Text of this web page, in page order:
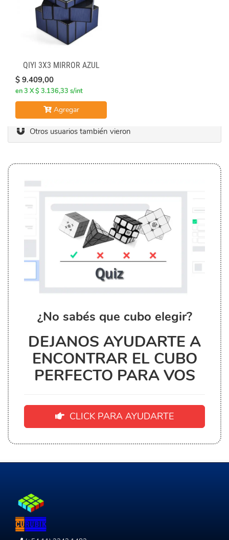
QIYI 3X3 MIRROR AZUL
$ 9.409,00
en 3 X $ 3.136,33 s/int
Agregar
Otros usuarios también vieron
¿No sabés que cubo elegir?
DEJANOS AYUDARTE A
ENCONTRAR EL CUBO
PERFECTO PARA VOS
CLICK PARA AYUDARTE